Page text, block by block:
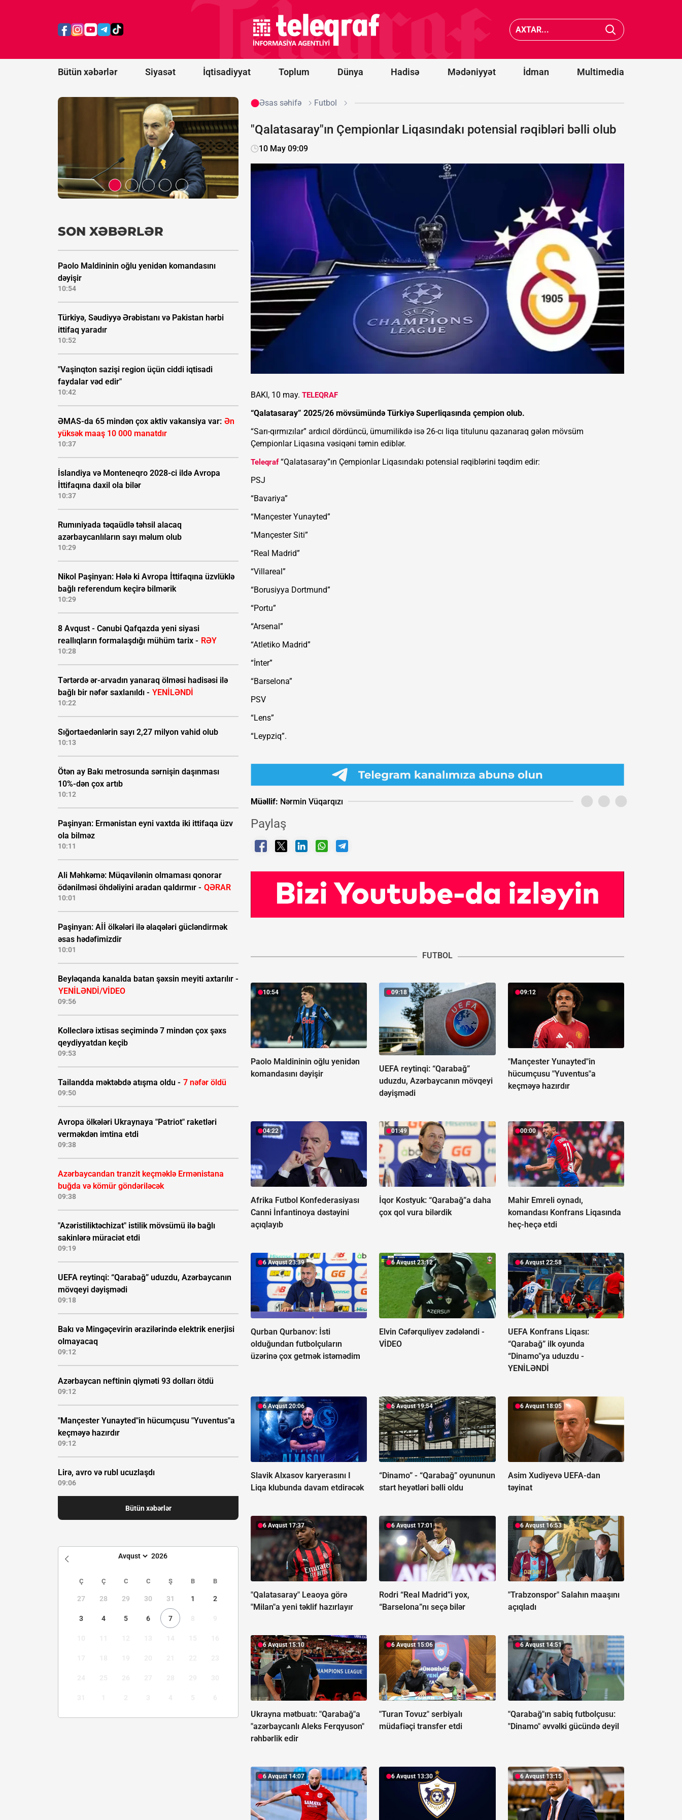
Bütün xəbərlər Siyasət İqtisadiyyat Toplum Dünya Hadisə Mədəniyyət İdman Multimedia
bağlı
bilmərik
ildırım
vurması
nəticəsində
ölənlərin
sayı 20-yə
idxalına
15 faizlik
gömrük
rüsumu
edib
SON XƏBƏRLƏR
Paolo Maldininin oğlu yenidən komandasını
dəyişir
10:54
Türkiyə, Səudiyyə Ərəbistanı və Pakistan hərbi
ittifaq yaradır
10:52
"Vaşinqton sazişi region üçün ciddi iqtisadi
faydalar vəd edir"
10:42
ƏMAS-da 65 mindən çox aktiv vakansiya var: Ən
yüksək maaş 10 000 manatdır
10:37
İslandiya və Monteneqro 2028-ci ildə Avropa
İttifaqına daxil ola bilər
10:37
Rumıniyada təqaüdlə təhsil alacaq
azərbaycanlıların sayı məlum olub
10:29
Nikol Paşinyan: Hələ ki Avropa İttifaqına üzvlüklə
bağlı referendum keçirə bilmərik
10:29
8 Avqust - Cənubi Qafqazda yeni siyasi
reallıqların formalaşdığı mühüm tarix - RƏY
10:28
Tərtərdə ər-arvadın yanaraq ölməsi hadisəsi ilə
bağlı bir nəfər saxlanıldı - YENİLƏNDİ
10:22
Sığortaedənlərin sayı 2,27 milyon vahid olub
10:13
Ötən ay Bakı metrosunda sərnişin daşınması
10%-dən çox artıb
10:12
Paşinyan: Ermənistan eyni vaxtda iki ittifaqa üzv
ola bilməz
10:11
Ali Məhkəmə: Müqavilənin olmaması qonorar
ödənilməsi öhdəliyini aradan qaldırmır - QƏRAR
10:01
Paşinyan: Aİİ ölkələri ilə əlaqələri gücləndirmək
əsas hədəfimizdir
10:01
Beyləqanda kanalda batan şəxsin meyiti axtarılır -
YENİLƏNDİ/VİDEO
09:56
Kolleclərə ixtisas seçimində 7 mindən çox şəxs
qeydiyyatdan keçib
09:53
Tailandda məktəbdə atışma oldu - 7 nəfər öldü
09:50
Avropa ölkələri Ukraynaya "Patriot" raketləri
verməkdən imtina etdi
09:38
Azərbaycandan tranzit keçməklə Ermənistana
buğda və kömür göndəriləcək
09:38
"Azəristiliktəchizat" istilik mövsümü ilə bağlı
sakinlərə müraciət etdi
09:19
UEFA reytinqi: “Qarabağ” uduzdu, Azərbaycanın
mövqeyi dəyişmədi
09:18
Bakı və Mingəçevirin ərazilərində elektrik enerjisi
olmayacaq
09:12
Azərbaycan neftinin qiyməti 93 dolları ötdü
09:12
"Mançester Yunayted"in hücumçusu "Yuventus"a
keçməyə hazırdır
09:12
Lirə, avro və rubl ucuzlaşdı
09:06
Bütün xəbərlər
Ç Ç C C Ş B B
27 28 29 30 31 1 2
3 4 5 6 7
Əsas səhifə Futbol
"Qalatasaray"ın Çempionlar Liqasındakı potensial rəqibləri bəlli olub
10 May 09:09
BAKI, 10 may. TELEQRAF
“Qalatasaray” 2025/26 mövsümündə Türkiyə Superliqasında çempion olub.
“Sarı-qırmızılar” ardıcıl dördüncü, ümumilikdə isə 26-cı liqa titulunu qazanaraq gələn mövsüm
Çempionlar Liqasına vəsiqəni təmin ediblər.
Teleqraf“Qalatasaray”ın Çempionlar Liqasındakı potensial rəqiblərini təqdim edir:
PSJ
“Bavariya”
“Mançester Yunayted”
“Mançester Siti”
“Real Madrid”
“Villareal”
“Borusiyya Dortmund”
“Portu”
“Arsenal”
“Atletiko Madrid”
“İnter”
“Barselona”
PSV
“Lens”
“Leypziq”.
Müəllif: Nərmin Vüqarqızı
Paylaş
FUTBOL
10:54
Paolo Maldininin oğlu yenidən
komandasını dəyişir
09:18
UEFA reytinqi: “Qarabağ”
uduzdu, Azərbaycanın mövqeyi
dəyişmədi
09:12
"Mançester Yunayted"in
hücumçusu "Yuventus"a
keçməyə hazırdır
04:22
Afrika Futbol Konfederasiyası
Canni İnfantinoya dəstəyini
açıqlayıb
01:49
İqor Kostyuk: “Qarabağ”a daha
çox qol vura bilərdik
00:00
Mahir Emreli oynadı,
komandası Konfrans Liqasında
heç-heçə etdi
6 Avqust 23:39
Qurban Qurbanov: İsti
olduğundan futbolçuların
üzərinə çox getmək istəmədim
6 Avqust 23:12
Elvin Cəfərquliyev zədələndi -
VİDEO
6 Avqust 22:58
UEFA Konfrans Liqası:
“Qarabağ” ilk oyunda
“Dinamo”ya uduzdu -
YENİLƏNDİ
6 Avqust 20:06
Slavik Alxasov karyerasını I
Liqa klubunda davam etdirəcək
6 Avqust 19:54
“Dinamo” - “Qarabağ” oyununun
start heyətləri bəlli oldu
6 Avqust 18:05
Asim Xudiyevə UEFA-dan
təyinat
6 Avqust 17:37
"Qalatasaray" Leaoya görə
"Milan"a yeni təklif hazırlayır
6 Avqust 17:01
Rodri “Real Madrid”i yox,
“Barselona”nı seçə bilər
6 Avqust 16:53
"Trabzonspor" Salahın maaşını
açıqladı
6 Avqust 15:10
Ukrayna mətbuatı: "Qarabağ"a
"azərbaycanlı Aleks Ferqyuson"
rəhbərlik edir
6 Avqust 15:06
"Turan Tovuz" serbiyalı
müdafiəçi transfer etdi
6 Avqust 14:51
"Qarabağ"ın sabiq futbolçusu:
"Dinamo" əvvəlki gücündə deyil
6 Avqust 14:07 6 Avqust 13:30 6 Avqust 13:15